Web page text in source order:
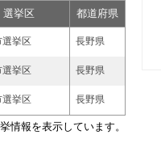
選挙区 都道府県
挙区 長野県
挙区 長野県
挙区 長野県
情報を表示しています。